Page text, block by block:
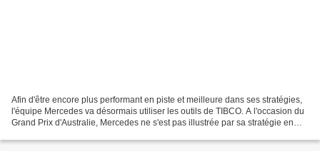
Afin d'être encore plus performant en piste et meilleure dans ses stratégies,
l'équipe Mercedes va désormais utiliser les outils de TIBCO. A l'occasion du
Grand Prix d'Australie, Mercedes ne s'est pas illustrée par sa stratégie en